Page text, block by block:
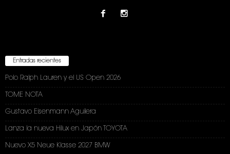
Entradas recientes
Polo Ralph Lauren y el US Open 2026
TOME NOTA
Gustavo Eisenmann Aguilera
Lanza la nueva Hilux en Japón TOYOTA
Nuevo X5 Neue Klasse 2027 BMW